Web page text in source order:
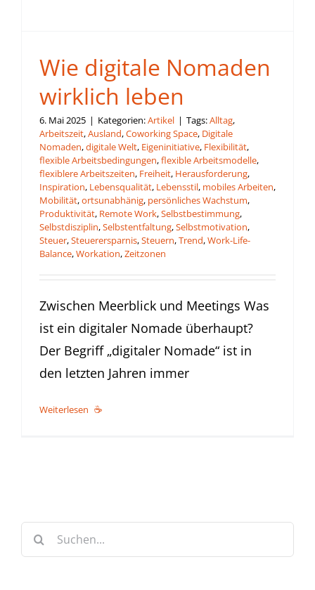
Wie digitale Nomaden
wirklich leben
6. Mai 2025 | Kategorien:Artikel | Tags:Alltag,
Arbeitszeit,Ausland,Coworking Space, Digitale
Nomaden,digitale Welt, Eigeninitiative, Flexibilität,
flexible Arbeitsbedingungen,flexible Arbeitsmodelle,
flexiblere Arbeitszeiten, Freiheit, Herausforderung,
Inspiration, Lebensqualität, Lebensstil, mobiles Arbeiten,
Mobilität,ortsunabhänig, persönliches Wachstum,
Produktivität, Remote Work,Selbstbestimmung,
Selbstdisziplin,Selbstentfaltung,Selbstmotivation,
Steuer,Steuerersparnis,Steuern,Trend,Work-Life-
Balance,Workation,Zeitzonen
Zwischen Meerblick und Meetings Was
ist ein digitaler Nomade überhaupt?
Der Begriff „digitaler Nomade“ ist in
den letzten Jahren immer
Weiterlesen
Suche
nach: